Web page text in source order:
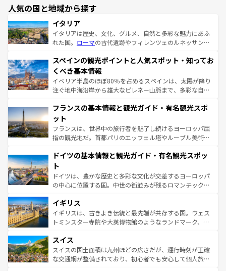
人気の国と地域から探す
イタリア
イタリアは歴史、文化、グルメ、自然と多彩な魅力にあふ
れた国。 ローマの古代遺跡やフィレンツェのルネッサンス
ろん、トスカーナの美しい田園風景やアマルフィ海岸の絶
景など、自然景観も見逃せない。観光の合間には、本場の
ピザやパスタなど、絶品のイタリア料理を堪能することも
できる。朝目覚めてから夜眠るまで、すべての瞬間を楽し
なお、新着のイタリア情報はコンテンツ一覧を参照してほ
しい。
スペインの観光ポイントと人気スポット・知ってお
くべき基本情報
イベリア半島のほぼ80％を占めるスペインは、太陽が降り
注ぐ地中海沿岸から雄大なピレネー山脈まで、多彩な自然
文化が根付くこの国では、情熱的なフラメンコ、熱気あふ
れる闘牛、そして美味しいタパスが生活の一部となってい
る。首都マドリードの洗練された雰囲気や、バルセロナの
アートに溢れた街角から、地方では古代ローマ遺跡や中世
せる。地方によって風土や気候が異なるスペインはその個
ンテンツ一覧 を参照してほしい。
フランスの基本情報と観光ガイド・有名観光スポ
ット
フランスは、世界中の旅行者を魅了し続けるヨーロッパ屈
指の観光地だ。首都パリのエッフェル塔やルーブル美術館
で、幅広い魅力が詰まっている。華麗な宮殿、歴史的な大
聖堂、美しいビーチ、そして豊かな自然が、訪れる者を心
から魅了する。また、フランスは美食の国としても知ら
れ、フランス料理はユネスコ無形文化遺産にも登録されて
香り高いラベンダー畑など、多彩な楽しみ方が可能だ。さ
らに、パリ以外の地域にも魅力が溢れており、どの街角に
も豊かな歴史と文化が息づいている。パリ以外の個性あふ
を参照してほしい。
ドイツの基本情報と観光ガイド・有名観光スポッ
ト
ドイツは、豊かな歴史と多彩な文化が交差するヨーロッパ
の中心に位置する国。中世の街並みが残るロマンチック街
顔を持つこの国は、どこを歩いても飽きることがない。ベ
ルリンの文化的活気、バイエルン州のアルプスの絶景、そ
してライン川沿いのワイン畑といった風景は必見。ビール
は、お酒好きな人にはぜひ体験してほしい。 なお、新着の
ドイツ情報はコンテンツ一覧を参照してほしい。
イギリス
イギリスは、古きよき伝統と最先端が共存する国。ウェス
トミンスター寺院や大英博物館のようなランドマーク、歴
リアごとに異なる魅力がある。また、優雅なアフタヌーン
ティー、ビール好きにはたまらない英国パブ、サッカー観
戦など、本場だからこそできる体験も豊富。イギリスを旅
スイス
スイスの国土面積は九州ほどの広さだが、運行時刻が正確
な交通網が整備されており、初心者でも安心して個人旅行